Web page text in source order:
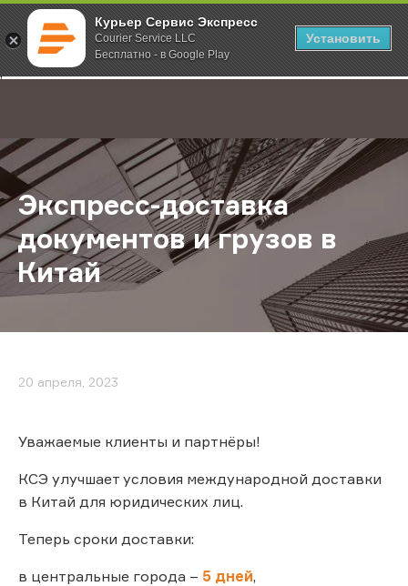
Курьер Сервис Экспресс
Courier Service LLC
Бесплатно - в Google Play
Установить
;
Главная О компании Новости Экспресс-доставка документов и
Экспресс-доставка
документов и грузов в
Китай
20 апреля, 2023
Уважаемые клиенты и партнёры!
КСЭ улучшает условия международной доставки
в Китай для юридических лиц.
Теперь сроки доставки:
в центральные города – 5 дней,